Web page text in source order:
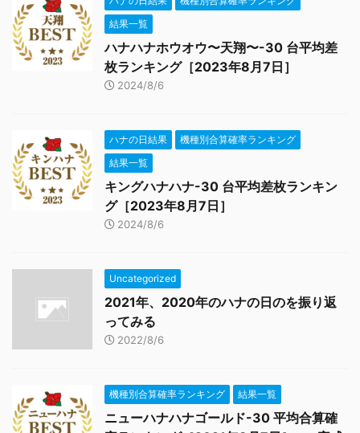
結果一覧
ハナハナホウオウ〜天翔〜-30 台平均差
枚ランキング［2023年8月7日］
2024/8/6
ハナの日結果
機種別合算確率ランキング
結果一覧
キングハナハナ-30 台平均差枚ランキン
グ［2023年8月7日］
2024/8/6
Uncategorized
2021年、2020年のハナの日のを振り返
ってみる
2022/8/6
機種別合算確率ランキング 結果一覧
ニューハナハナゴールド-30 平均合算確